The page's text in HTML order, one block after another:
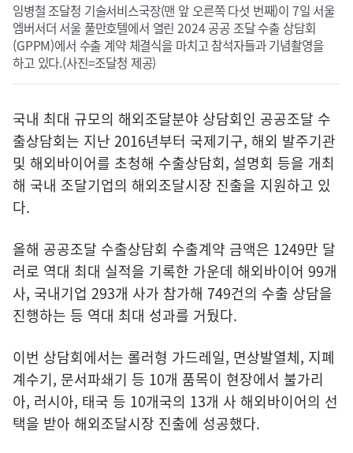
임병철 조달청 기술서비스국장(맨 앞 오른쪽 다섯 번째)이 7일 서울
엠버서더 서울 풀만호텔에서 열린 2024 공공 조달 수출 상담회
(GPPM)에서 수출 계약 체결식을 마치고 참석자들과 기념촬영을
하고 있다.(사진=조달청 제공)
국내 최대 규모의 해외조달분야 상담회인 공공조달 수
출상담회는 지난 2016년부터 국제기구, 해외 발주기관
및 해외바이어를 초청해 수출상담회, 설명회 등을 개최
해 국내 조달기업의 해외조달시장 진출을 지원하고 있
다.
올해 공공조달 수출상담회 수출계약 금액은 1249만 달
러로 역대 최대 실적을 기록한 가운데 해외바이어 99개
사, 국내기업 293개 사가 참가해 749건의 수출 상담을
진행하는 등 역대 최대 성과를 거뒀다.
이번 상담회에서는 롤러형 가드레일, 면상발열체, 지폐
계수기, 문서파쇄기 등 10개 품목이 현장에서 불가리
아, 러시아, 태국 등 10개국의 13개 사 해외바이어의 선
택을 받아 해외조달시장 진출에 성공했다.